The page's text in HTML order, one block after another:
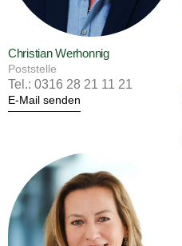
Christian Werhonnig
Poststelle
Tel.: 0316 28 21 11 21
E-Mail senden